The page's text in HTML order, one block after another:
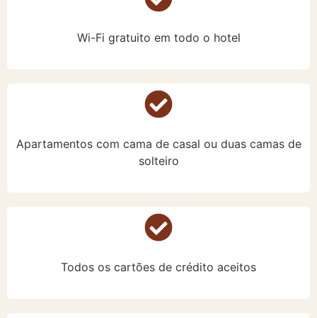
Wi-Fi gratuito em todo o hotel
Apartamentos com cama de casal ou duas camas de
solteiro
Todos os cartões de crédito aceitos